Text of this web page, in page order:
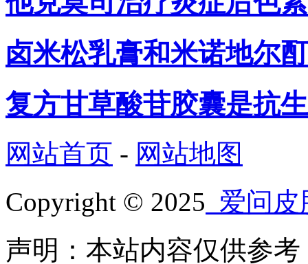
卤米松乳膏和米诺地尔
复方甘草酸苷胶囊是抗
网站首页 - 网站地图
Copyright © 2025 爱问皮
声明：本站内容仅供参